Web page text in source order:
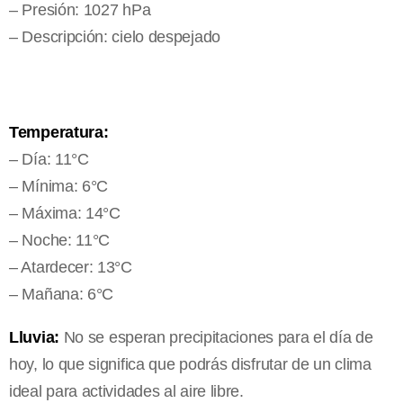
– Presión: 1027 hPa
– Descripción: cielo despejado
Temperatura:
– Día: 11°C
– Mínima: 6°C
– Máxima: 14°C
– Noche: 11°C
– Atardecer: 13°C
– Mañana: 6°C
Lluvia: No se esperan precipitaciones para el día de
hoy, lo que significa que podrás disfrutar de un clima
ideal para actividades al aire libre.